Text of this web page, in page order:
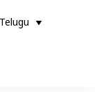
Telugu